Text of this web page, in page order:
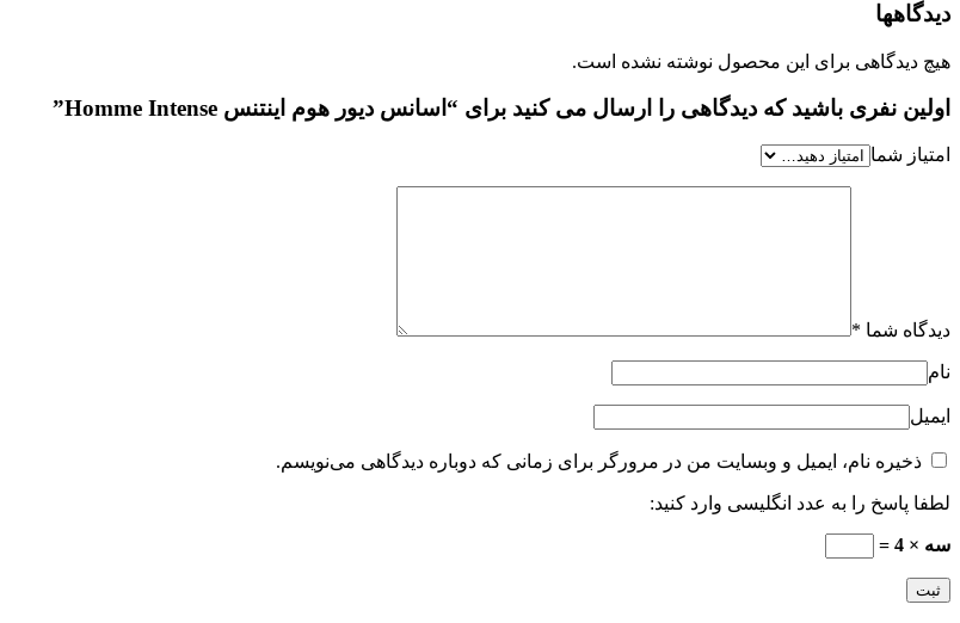
دیدگاهها
هیچ دیدگاهی برای این محصول نوشته نشده است.
اولین نفری باشید که دیدگاهی را ارسال می کنید برای “اسانس دیور هوم اینتنس Homme Intense”
امتیاز شما
دیدگاه شما *
نام
ایمیل
ذخیره نام، ایمیل و وبسایت من در مرورگر برای زمانی که دوباره دیدگاهی می‌نویسم.
لطفا پاسخ را به عدد انگلیسی وارد کنید:
سه × 4 =